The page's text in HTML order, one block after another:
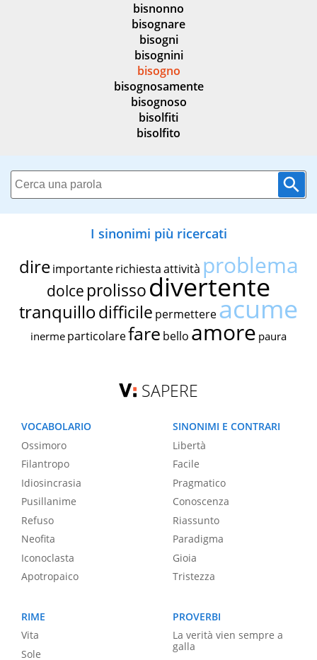
bisnonno
bisognare
bisogni
bisognini
bisogno
bisognosamente
bisognoso
bisolfiti
bisolfito
I sinonimi più ricercati
dire importante richiestaattività problema
dolce prolissodivertente
tranquillodifficile permettereacume
inerme particolarefare bello amore paura
SAPERE
VOCABOLARIO
Ossimoro
Filantropo
Idiosincrasia
Pusillanime
Refuso
Neofita
Iconoclasta
Apotropaico
SINONIMI E CONTRARI
Libertà
Facile
Pragmatico
Conoscenza
Riassunto
Paradigma
Gioia
Tristezza
RIME
Vita
Sole
PROVERBI
La verità vien sempre a
galla